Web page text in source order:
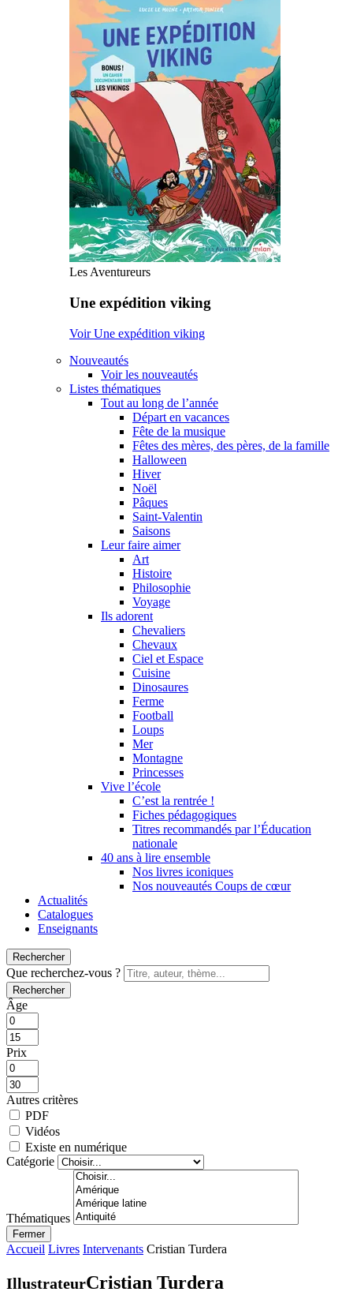
Les Aventureurs
Une expédition viking
Voir Une expédition viking
Nouveautés
Voir les nouveautés
Listes thématiques
Tout au long de l’année
Départ en vacances
Fête de la musique
Fêtes des mères, des pères, de la famille
Halloween
Hiver
Noël
Pâques
Saint-Valentin
Saisons
Leur faire aimer
Art
Histoire
Philosophie
Voyage
Ils adorent
Chevaliers
Chevaux
Ciel et Espace
Cuisine
Dinosaures
Ferme
Football
Loups
Mer
Montagne
Princesses
Vive l’école
C’est la rentrée !
Fiches pédagogiques
Titres recommandés par l’Éducation
nationale
40 ans à lire ensemble
Nos livres iconiques
Nos nouveautés Coups de cœur
Actualités
Catalogues
Enseignants
Rechercher
Que recherchez-vous ?
Rechercher
Âge
Prix
Autres critères
PDF
Vidéos
Existe en numérique
Catégorie
Thématiques
Fermer
Accueil Livres Intervenants Cristian Turdera
IllustrateurCristian Turdera